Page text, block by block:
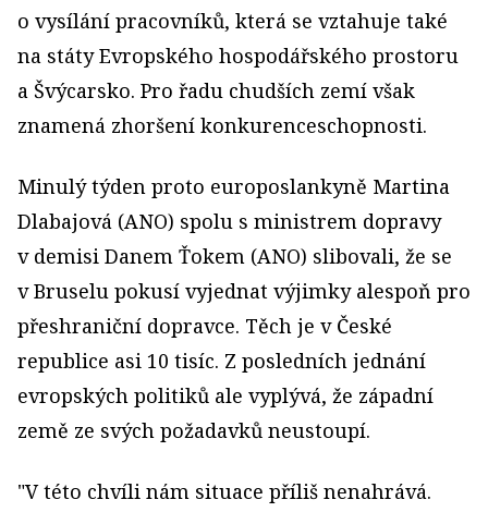
o vysílání pracovníků, která se vztahuje také
na státy Evropského hospodářského prostoru
a Švýcarsko. Pro řadu chudších zemí však
znamená zhoršení konkurenceschopnosti.
Minulý týden proto europoslankyně Martina
Dlabajová (ANO) spolu s ministrem dopravy
v demisi Danem Ťokem (ANO) slibovali, že se
v Bruselu pokusí vyjednat výjimky alespoň pro
přeshraniční dopravce. Těch je v České
republice asi 10 tisíc. Z posledních jednání
evropských politiků ale vyplývá, že západní
země ze svých požadavků neustoupí.
"V této chvíli nám situace příliš nenahrává.